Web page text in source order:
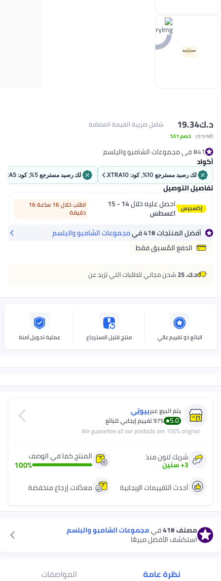
د.ك‏19.34
40 د.ك‏ خصم 51%
شامل ضريبة القيمة المضافة
#41 في مجموعات الشامبو والبلسم
#41 في مجموعات الشامبو والبلسم
أكواد
لك رصيد مسترجع 10%, كود: EXTRA10 لك رصيد مسترجع 5%, كود: EXTRA5
تفاصيل التوصيل
احصل عليه خلال
14 - 15
اغسطس
اطلب خلال 16 ساعة 16
دقيقة
أفضل المنتجات#41 فيمجموعات الشامبو والبلسم
الدفع المُسبق فقط
د.ك. 25 شحن مجاني للطلبات التي تزيد عن
البائع ذو تقييم عالي منتج قليل الاسترجاع عملية تحويل آمنة
يتم البيع عبربيوتي
5.0
97%تقييم إيجابي للبائع
We guarantee all our products are 100% original
المنتج كما في الوصف
100%
شريك لنون منذ
3
+سنين
معدّلات إرجاع منخفضة
أحدث التقييمات الإيجابية
مصنف#41 فيمجموعات الشامبو والبلسم
استكشف الأفضل مبيعًا
نظرة عامة المواصفات